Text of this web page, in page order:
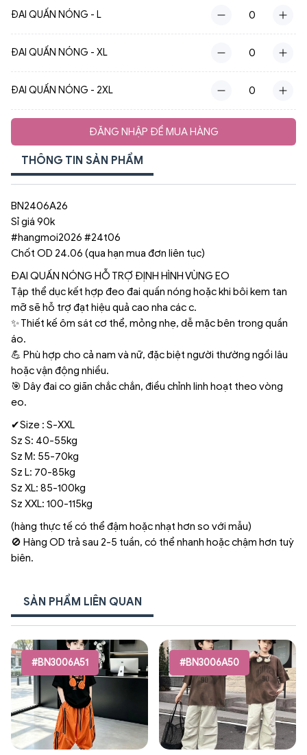
ĐAI QUẤN NÓNG - L
ĐAI QUẤN NÓNG - XL
ĐAI QUẤN NÓNG - 2XL
ĐĂNG NHẬP ĐỂ MUA HÀNG
THÔNG TIN SẢN PHẨM
BN2406A26
Sỉ giá 90k
#hangmoi2026 #24t06
Chốt OD 24.06 (qua hạn mua đơn liên tục)
ĐAI QUẤN NÓNG HỖ TRỢ ĐỊNH HÌNH VÙNG EO
Tập thể dục kết hợp đeo đai quấn nóng hoặc khi bôi kem tan
mỡ sẽ hỗ trợ đạt hiệu quả cao nha các c.
✨ Thiết kế ôm sát cơ thể, mỏng nhẹ, dễ mặc bên trong quần
áo.
💪 Phù hợp cho cả nam và nữ, đặc biệt người thường ngồi lâu
hoặc vận động nhiều.
🎯 Dây đai co giãn chắc chắn, điều chỉnh linh hoạt theo vòng
eo.
✔Size : S-XXL
Sz S: 40-55kg
Sz M: 55-70kg
Sz L: 70-85kg
Sz XL: 85-100kg
Sz XXL: 100-115kg
(hàng thực tế có thể đậm hoặc nhạt hơn so với mẫu)
🚫 Hàng OD trả sau 2-5 tuần, có thể nhanh hoặc chậm hơn tuỳ
biên.
SẢN PHẨM LIÊN QUAN
#BN3006A51 #BN3006A50